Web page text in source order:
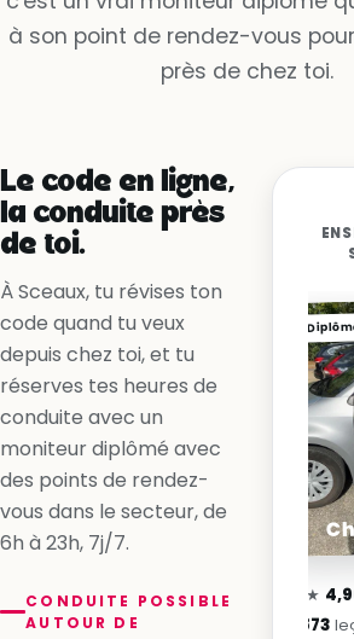
Oui, la voie est libre
Non, la ligne me l’interdit
à son point de rendez-vous
près de chez toi.
Le code en ligne,
la conduite près
de toi.
À Sceaux, tu révises ton
code quand tu veux
depuis chez toi, et tu
réserves tes heures de
conduite avec un
moniteur diplômé avec
des points de rendez-
vous dans le secteur, de
6h à 23h, 7j/7.
CONDUITE POSSIBLE
AUTOUR DE
★
873